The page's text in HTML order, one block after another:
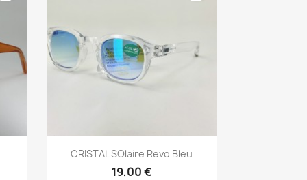
 Vista rápida
CRISTAL SOlaire Revo Bleu
19,00 €